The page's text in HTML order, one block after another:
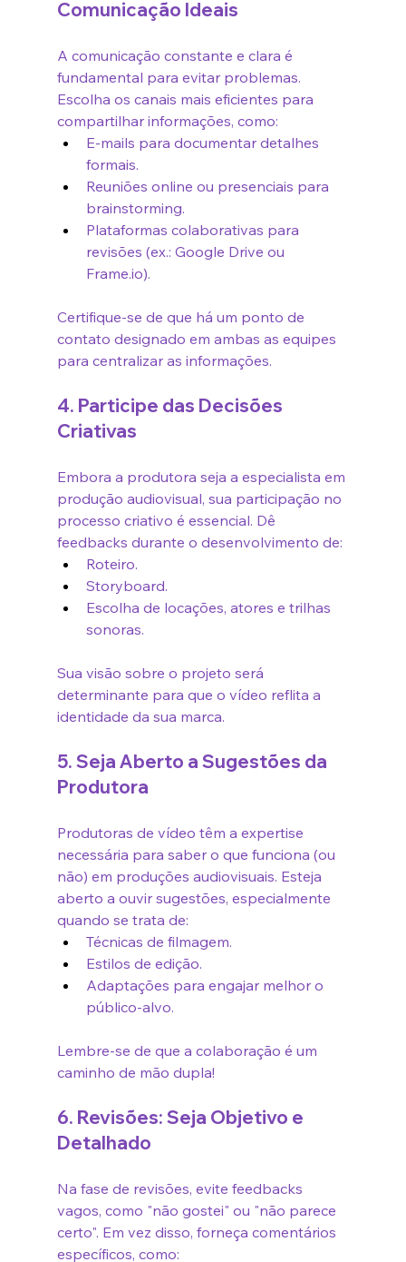
Comunicação Ideais
A comunicação constante e clara é
fundamental para evitar problemas.
Escolha os canais mais eficientes para
compartilhar informações, como:
E-mails para documentar detalhes
formais.
Reuniões online ou presenciais para
brainstorming.
Plataformas colaborativas para
revisões (ex.: Google Drive ou
Frame.io).
Certifique-se de que há um ponto de
contato designado em ambas as equipes
para centralizar as informações.
4. Participe das Decisões
Criativas
Embora a produtora seja a especialista em
produção audiovisual, sua participação no
processo criativo é essencial. Dê
feedbacks durante o desenvolvimento de:
Roteiro.
Storyboard.
Escolha de locações, atores e trilhas
sonoras.
Sua visão sobre o projeto será
determinante para que o vídeo reflita a
identidade da sua marca.
5. Seja Aberto a Sugestões da
Produtora
Produtoras de vídeo têm a expertise
necessária para saber o que funciona (ou
não) em produções audiovisuais. Esteja
aberto a ouvir sugestões, especialmente
quando se trata de:
Técnicas de filmagem.
Estilos de edição.
Adaptações para engajar melhor o
público-alvo.
Lembre-se de que a colaboração é um
caminho de mão dupla!
6. Revisões: Seja Objetivo e
Detalhado
Na fase de revisões, evite feedbacks
vagos, como "não gostei" ou "não parece
certo". Em vez disso, forneça comentários
específicos, como: